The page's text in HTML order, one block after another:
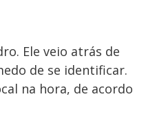
Ele veio atrás de
de se identificar.
na hora, de acordo